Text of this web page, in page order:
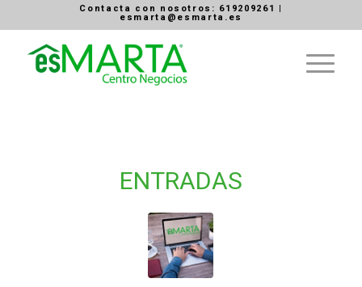
Contacta con nosotros: 619209261 |
esmarta@esmarta.es
ENTRADAS